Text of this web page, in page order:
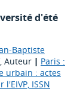
d'été
Baptiste
, Auteur | Paris :
urbain : actes
ISSN